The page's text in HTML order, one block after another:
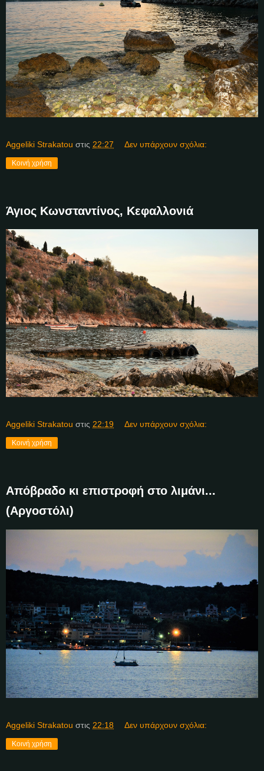
Aggeliki Strakatou στις 22:27 Δεν υπάρχουν σχόλια:
Κοινή χρήση
Άγιος Κωνσταντίνος, Κεφαλλονιά
Aggeliki Strakatou στις 22:19 Δεν υπάρχουν σχόλια:
Κοινή χρήση
Απόβραδο κι επιστροφή στο λιμάνι...
(Αργοστόλι)
Aggeliki Strakatou στις 22:18 Δεν υπάρχουν σχόλια:
Κοινή χρήση